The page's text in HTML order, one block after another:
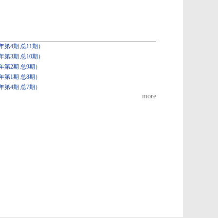
4期 总11期）
3期 总10期）
2期 总9期）
1期 总8期）
4期 总7期）
more